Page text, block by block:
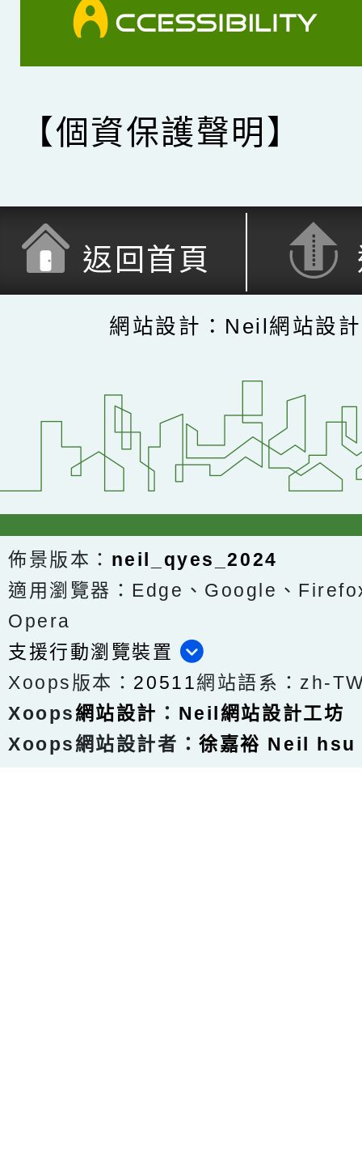
【個資保護聲明】
返回首頁
網站設計：Neil網站設
佈景版本： neil_qyes_2024
適用瀏覽器：Edge、Google、
Opera
支援行動瀏覽裝置
Xoops版本： 20511網站語系：zh-
Xoops網站設計 ： Neil網站設計工坊
Xoops網站設計者：徐嘉裕 Neil hsu